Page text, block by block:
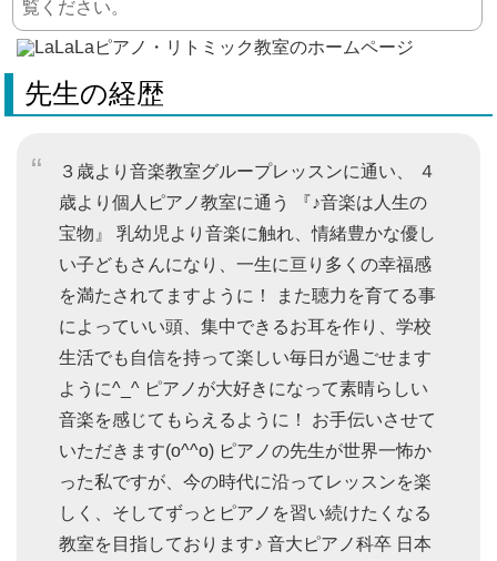
覧ください。
先生の経歴
３歳より音楽教室グループレッスンに通い、 ４
歳より個人ピアノ教室に通う 『♪音楽は人生の
宝物』 乳幼児より音楽に触れ、情緒豊かな優し
い子どもさんになり、一生に亘り多くの幸福感
を満たされてますように！ また聴力を育てる事
によっていい頭、集中できるお耳を作り、学校
生活でも自信を持って楽しい毎日が過ごせます
ように^_^ ピアノが大好きになって素晴らしい
音楽を感じてもらえるように！ お手伝いさせて
いただきます(o^^o) ピアノの先生が世界一怖か
った私ですが、今の時代に沿ってレッスンを楽
しく、そしてずっとピアノを習い続けたくなる
教室を目指しております♪ 音大ピアノ科卒 日本